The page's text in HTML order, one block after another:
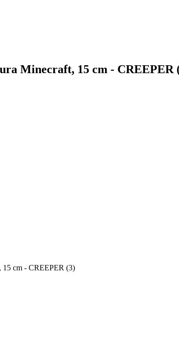
Minecraft, 15 cm - CREEPER
15 cm - CREEPER (3)